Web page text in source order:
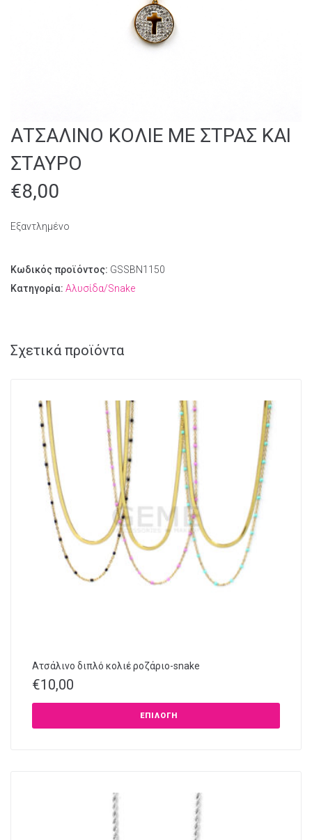
ΑΤΣΑΛΙΝΟ ΚΟΛΙΕ ΜΕ ΣΤΡΑΣ ΚΑΙ
ΣΤΑΥΡΟ
€8,00
Εξαντλημένο
Κωδικός προϊόντος: GSSBN1150
Κατηγορία: Αλυσίδα/Snake
Σχετικά προϊόντα
Ατσάλινο διπλό κολιέ ροζάριο-snake
€10,00
ΕΠΙΛΟΓΉ